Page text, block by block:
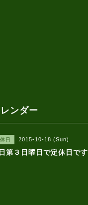
ンダー
日 2015-10-18 (Sun)
第３日曜日で定休日です